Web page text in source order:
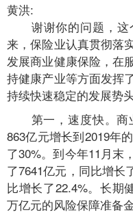
黄洪:
谢谢你的问题，这
来，保险业认真贯彻落
发展商业健康保险，在
持健康产业等方面发挥
持续快速稳定的发展势
第一，速度快。
863亿元增长到2019年
了30%。到今年11月末
了7641亿元，同比增长
比增长了22.4%。长期
万亿元的风险保障准备金